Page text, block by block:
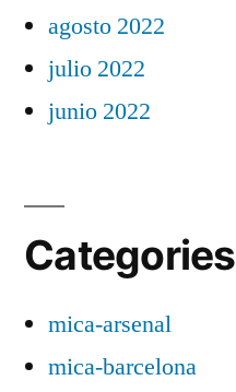
agosto 2022
julio 2022
junio 2022
Categories
mica-arsenal
mica-barcelona